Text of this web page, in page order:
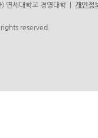
연세대학교 경영대학 | 개인정
reserved.